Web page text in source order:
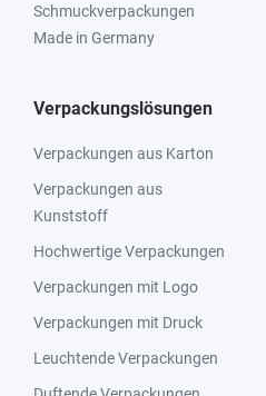
Schmuckverpackungen
Made in Germany
Verpackungslösungen
Verpackungen aus Karton
Verpackungen aus
Kunststoff
Hochwertige Verpackungen
Verpackungen mit Logo
Verpackungen mit Druck
Leuchtende Verpackungen